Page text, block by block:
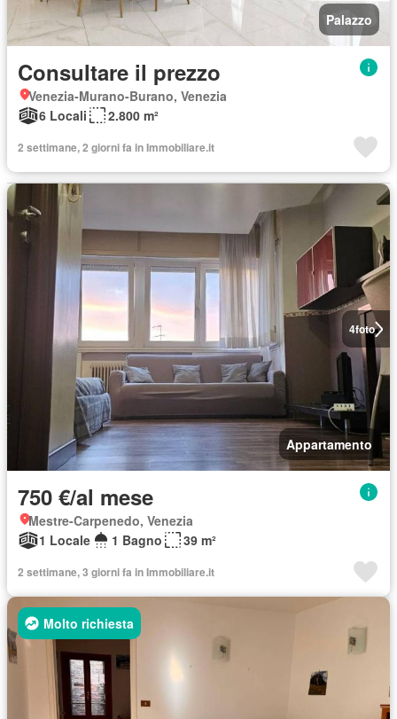
Palazzo
Consultare il prezzo
Venezia-Murano-Burano, Venezia
6 Locali
2.800 m²
2 settimane, 2 giorni fa in Immobiliare.it
4foto
Appartamento
750 €/al mese
Mestre-Carpenedo, Venezia
1 Locale
1 Bagno 39 m²
2 settimane, 3 giorni fa in Immobiliare.it
Molto richiesta